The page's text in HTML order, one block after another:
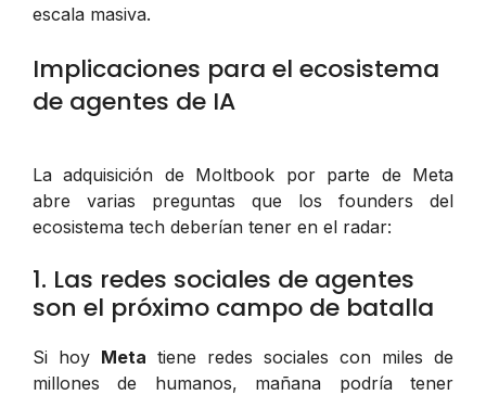
escala masiva.
Implicaciones para el ecosistema
de agentes de IA
La adquisición de Moltbook por parte de Meta
abre varias preguntas que los founders del
ecosistema tech deberían tener en el radar:
1. Las redes sociales de agentes
son el próximo campo de batalla
Si hoy Meta tiene redes sociales con miles de
millones de humanos, mañana podría tener